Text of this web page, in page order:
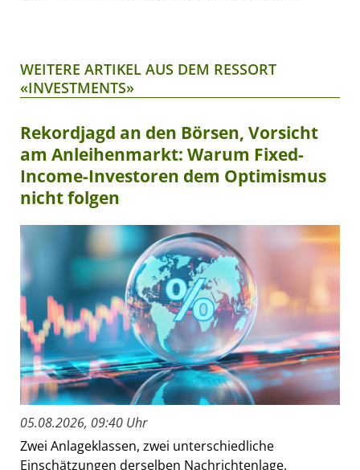
WEITERE ARTIKEL AUS DEM RESSORT
«INVESTMENTS»
Rekordjagd an den Börsen, Vorsicht
am Anleihenmarkt: Warum Fixed-
Income-Investoren dem Optimismus
nicht folgen
05.08.2026, 09:40 Uhr
Zwei Anlageklassen, zwei unterschiedliche
Einschätzungen derselben Nachrichtenlage.